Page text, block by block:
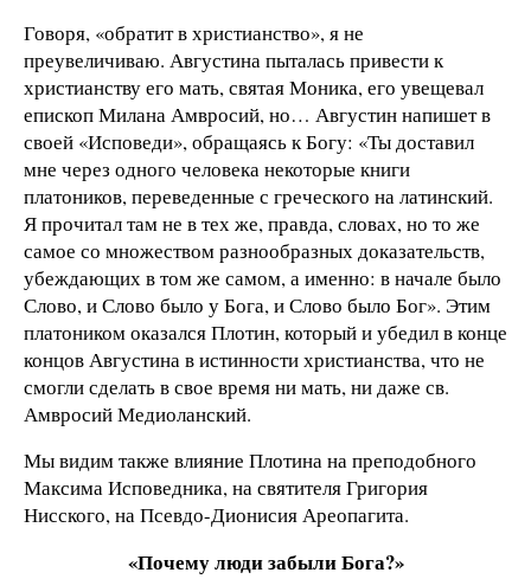
Говоря, «обратит в христианство», я не
преувеличиваю. Августина пыталась привести к
христианству его мать, святая Моника, его увещевал
епископ Милана Амвросий, но… Августин напишет в
своей «Исповеди», обращаясь к Богу: «Ты доставил
мне через одного человека некоторые книги
платоников, переведенные с греческого на латинский.
Я прочитал там не в тех же, правда, словах, но то же
самое со множеством разнообразных доказательств,
убеждающих в том же самом, а именно: в начале было
Слово, и Слово было у Бога, и Слово было Бог». Этим
платоником оказался Плотин, который и убедил в конце
концов Августина в истинности христианства, что не
смогли сделать в свое время ни мать, ни даже св.
Амвросий Медиоланский.
Мы видим также влияние Плотина на преподобного
Максима Исповедника, на святителя Григория
Нисского, на Псевдо-Дионисия Ареопагита.
«Почему люди забыли Бога?»